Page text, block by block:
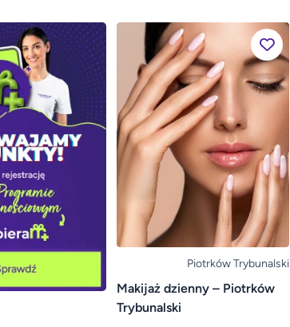
Piotrków Trybunalski
Makijaż dzienny – Piotrków
Trybunalski